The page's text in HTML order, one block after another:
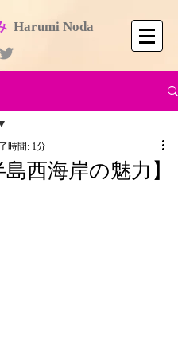
Harumi No​da
島西海岸の魅力】
時間: 1分